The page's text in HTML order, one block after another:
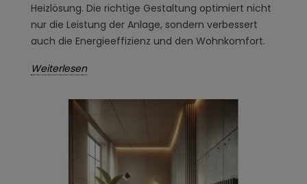
Heizlösung. Die richtige Gestaltung optimiert nicht
nur die Leistung der Anlage, sondern verbessert
auch die Energieeffizienz und den Wohnkomfort.
Weiterlesen